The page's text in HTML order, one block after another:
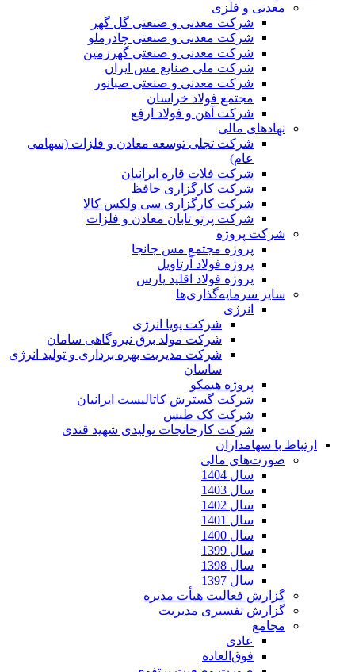
معدنی و فلزی
شرکت معدنی و صنعتی گل گهر
شرکت معدنی و صنعتی چادرملو
شرکت معدنی و صنعتی گهرزمین
شرکت ملی صنایع مس ایران
شرکت معدنی و صنعتی صبانور
مجتمع فولاد خراسان
شرکت آهن و فولاد ارفع
نهادهای مالی
شرکت تجلی توسعه معادن و فلزات (سهامی
عام)
شرکت فلات قاره ایرانیان
شرکت کارگزاری حافظ
شرکت کارگزاری سی ولکس کالا
شرکت پرتو تابان معادن و فلزات
شرکت پروژه
پروژه مجتمع مس جانجا
پروژه فولاد آرتاویل
پروژه فولاد اقلید پارس
سایر سرمایه‌گذاری‌ها
انرژی
شرکت پویا انرژی
شرکت مولد برق نیروگاهی سامان
شرکت مدیریت بهره برداری و تولید انرژی
ساسان
پروژه هیمکو
شرکت گسترش کاتالیست ایرانیان
شرکت کک طبس
شرکت کارخانجات تولیدی شهید قندی
ارتباط با سهامداران
صورت‌های مالی
سال 1404
سال 1403
سال 1402
سال 1401
سال 1400
سال 1399
سال 1398
سال 1397
گزارش فعالیت هیأت مدیره
گزارش تفسیری مدیریت
مجامع
عادی
فوق‌العاده